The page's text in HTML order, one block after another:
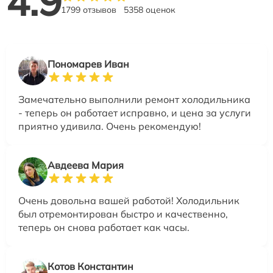
1799 отзывов 5358 оценок
Пономарев Иван
Замечательно выполнили ремонт холодильника
- теперь он работает исправно, и цена за услуги
приятно удивила. Очень рекомендую!
Авдеева Мария
Очень довольна вашей работой! Холодильник
был отремонтирован быстро и качественно,
теперь он снова работает как часы.
Котов Константин